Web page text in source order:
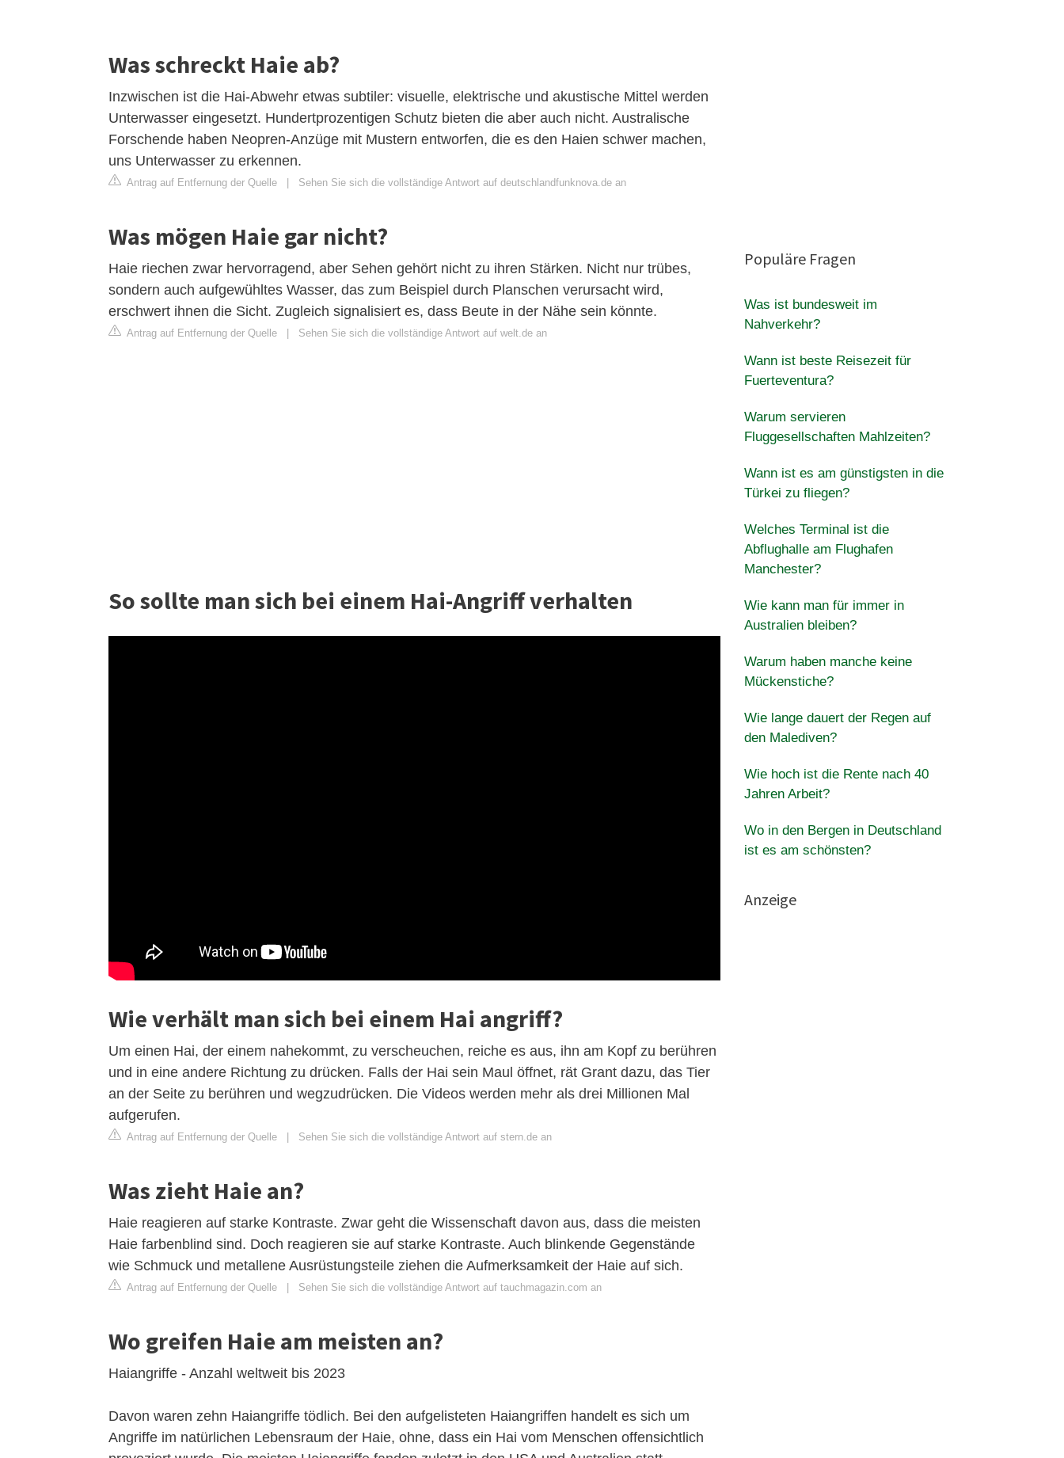
Was schreckt Haie ab?
Inzwischen ist die Hai-Abwehr etwas subtiler: visuelle, elektrische und akustische Mittel werden
Unterwasser eingesetzt. Hundertprozentigen Schutz bieten die aber auch nicht. Australische
Forschende haben Neopren-Anzüge mit Mustern entworfen, die es den Haien schwer machen,
uns Unterwasser zu erkennen.
Antrag auf Entfernung der Quelle Sehen Sie sich die vollständige Antwort auf deutschlandfunknova.de an
Was mögen Haie gar nicht?
Haie riechen zwar hervorragend, aber Sehen gehört nicht zu ihren Stärken. Nicht nur trübes,
sondern auch aufgewühltes Wasser, das zum Beispiel durch Planschen verursacht wird,
erschwert ihnen die Sicht. Zugleich signalisiert es, dass Beute in der Nähe sein könnte.
Antrag auf Entfernung der Quelle Sehen Sie sich die vollständige Antwort auf welt.de an
So sollte man sich bei einem Hai-Angriff verhalten
Wie verhält man sich bei einem Hai angriff?
Um einen Hai, der einem nahekommt, zu verscheuchen, reiche es aus, ihn am Kopf zu berühren
und in eine andere Richtung zu drücken. Falls der Hai sein Maul öffnet, rät Grant dazu, das Tier
an der Seite zu berühren und wegzudrücken. Die Videos werden mehr als drei Millionen Mal
aufgerufen.
Antrag auf Entfernung der Quelle | Sehen Sie sich die vollständige Antwort auf stern.de an
Was zieht Haie an?
Haie reagieren auf starke Kontraste. Zwar geht die Wissenschaft davon aus, dass die meisten
Haie farbenblind sind. Doch reagieren sie auf starke Kontraste. Auch blinkende Gegenstände
wie Schmuck und metallene Ausrüstungsteile ziehen die Aufmerksamkeit der Haie auf sich.
Antrag auf Entfernung der Quelle | Sehen Sie sich die vollständige Antwort auf tauchmagazin.com an
Wo greifen Haie am meisten an?
Haiangriffe - Anzahl weltweit bis 2023
Davon waren zehn Haiangriffe tödlich. Bei den aufgelisteten Haiangriffen handelt es sich um
Angriffe im natürlichen Lebensraum der Haie, ohne, dass ein Hai vom Menschen offensichtlich
Populäre Fragen
Was ist bundesweit im
Nahverkehr?
Wann ist beste Reisezeit für
Fuerteventura?
Warum servieren
Fluggesellschaften Mahlzeiten?
Wann ist es am günstigsten in die
Türkei zu fliegen?
Welches Terminal ist die
Abflughalle am Flughafen
Manchester?
Wie kann man für immer in
Australien bleiben?
Warum haben manche keine
Mückenstiche?
Wie lange dauert der Regen auf
den Malediven?
Wie hoch ist die Rente nach 40
Jahren Arbeit?
Wo in den Bergen in Deutschland
ist es am schönsten?
Anzeige